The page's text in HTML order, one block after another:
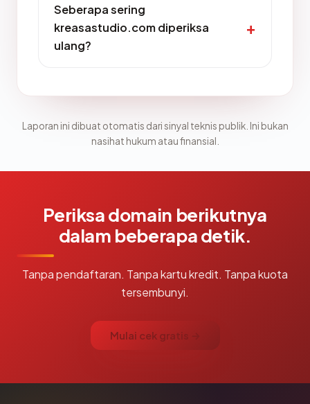
Seberapa sering
kreasastudio.com diperiksa
ulang?
Laporan ini dibuat otomatis dari sinyal teknis publik. Ini bukan
nasihat hukum atau finansial.
Periksa domain berikutnya
dalam beberapa detik.
Tanpa pendaftaran. Tanpa kartu kredit. Tanpa kuota
tersembunyi.
Mulai cek gratis →